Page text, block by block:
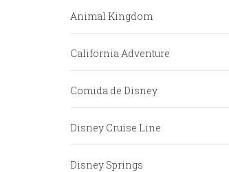
Animal Kingdom
California Adventure
Comida de Disney
Disney Cruise Line
Disney Springs